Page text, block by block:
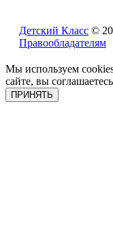
Детский Класс ©
Правообладателям
Мы используем
сайте, вы
ПРИНЯТЬ